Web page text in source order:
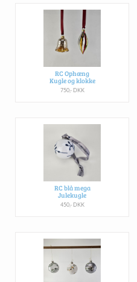
RC Ophæng
Kugle og klokke
750,- DKK
RC blå mega
Julekugle
450,- DKK